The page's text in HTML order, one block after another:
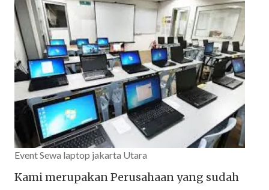
Event Sewa laptop jakarta Utara
Kami merupakan Perusahaan yang sudah